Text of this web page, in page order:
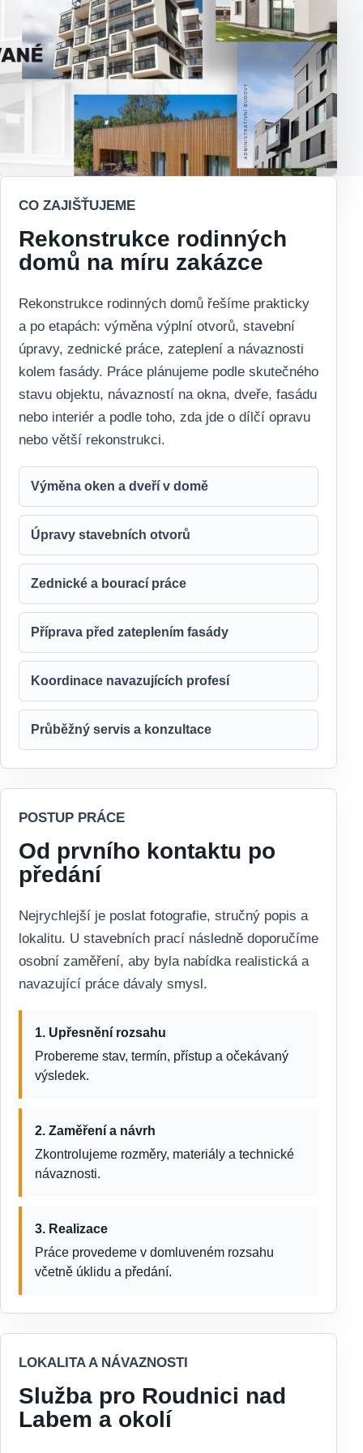
CO ZAJIŠŤUJEME
Rekonstrukce rodinných
domů na míru zakázce
Rekonstrukce rodinných domů řešíme prakticky
a po etapách: výměna výplní otvorů, stavební
úpravy, zednické práce, zateplení a návaznosti
kolem fasády. Práce plánujeme podle skutečného
stavu objektu, návazností na okna, dveře, fasádu
nebo interiér a podle toho, zda jde o dílčí opravu
nebo větší rekonstrukci.
Výměna oken a dveří v domě
Úpravy stavebních otvorů
Zednické a bourací práce
Příprava před zateplením fasády
Koordinace navazujících profesí
Průběžný servis a konzultace
POSTUP PRÁCE
Od prvního kontaktu po
předání
Nejrychlejší je poslat fotografie, stručný popis a
lokalitu. U stavebních prací následně doporučíme
osobní zaměření, aby byla nabídka realistická a
navazující práce dávaly smysl.
1. Upřesnění rozsahu
Probereme stav, termín, přístup a očekávaný
výsledek.
2. Zaměření a návrh
Zkontrolujeme rozměry, materiály a technické
návaznosti.
3. Realizace
Práce provedeme v domluveném rozsahu
včetně úklidu a předání.
LOKALITA A NÁVAZNOSTI
Služba pro Roudnici nad
Labem a okolí